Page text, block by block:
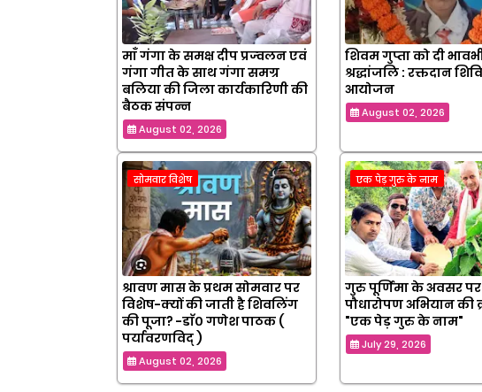
माँ गंगा के समक्ष दीप प्रज्वलन एवं
गंगा गीत के साथ गंगा समग्र
बलिया की जिला कार्यकारिणी की
बैठक संपन्न
August 02, 2026
शिवम गुप्ता को दी
श्रद्धांजलि : रक्तदान
आयोजन
August 02, 2026
सोमवार विशेष
श्रावण मास के प्रथम सोमवार पर
विशेष-क्यों की जाती है शिवलिंग
की पूजा? -डाॅ० गणेश पाठक (
पर्यावरणविद् )
August 02, 2026
एक पेड़ गुरु के नाम
गुरु पूर्णिमा के अवसर पर
पौधारोपण अभियान की
"एक पेड़ गुरु के नाम"
July 29, 2026